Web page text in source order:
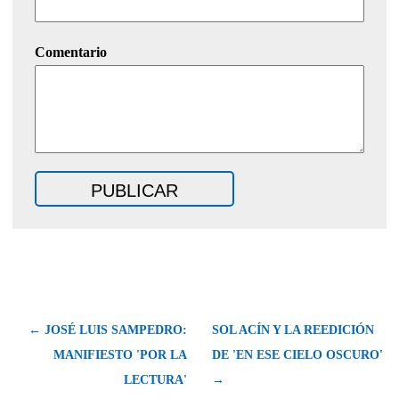
Comentario
← JOSÉ LUIS SAMPEDRO:
MANIFIESTO 'POR LA
LECTURA'
SOL ACÍN Y LA REEDICIÓN
DE 'EN ESE CIELO OSCURO'
→